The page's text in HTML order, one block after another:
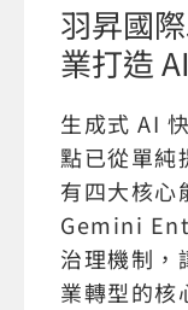
羽昇國
業打造
生成式 AI
點已從單純
有四大核
Gemini
治理機制，
業轉型的核